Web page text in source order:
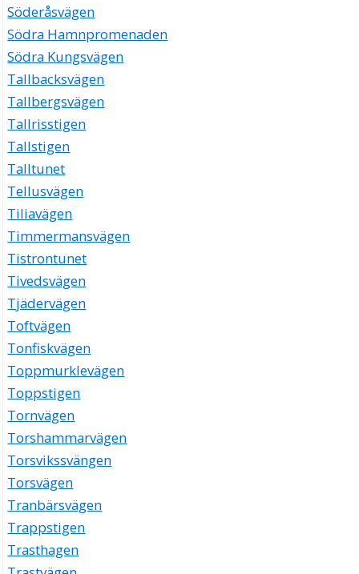
Söderåsvägen
Södra Hamnpromenaden
Södra Kungsvägen
Tallbacksvägen
Tallbergsvägen
Tallrisstigen
Tallstigen
Talltunet
Tellusvägen
Tiliavägen
Timmermansvägen
Tistrontunet
Tivedsvägen
Tjädervägen
Toftvägen
Tonfiskvägen
Toppmurklevägen
Toppstigen
Tornvägen
Torshammarvägen
Torsvikssvängen
Torsvägen
Tranbärsvägen
Trappstigen
Trasthagen